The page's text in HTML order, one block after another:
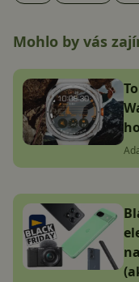
Mohlo by vás